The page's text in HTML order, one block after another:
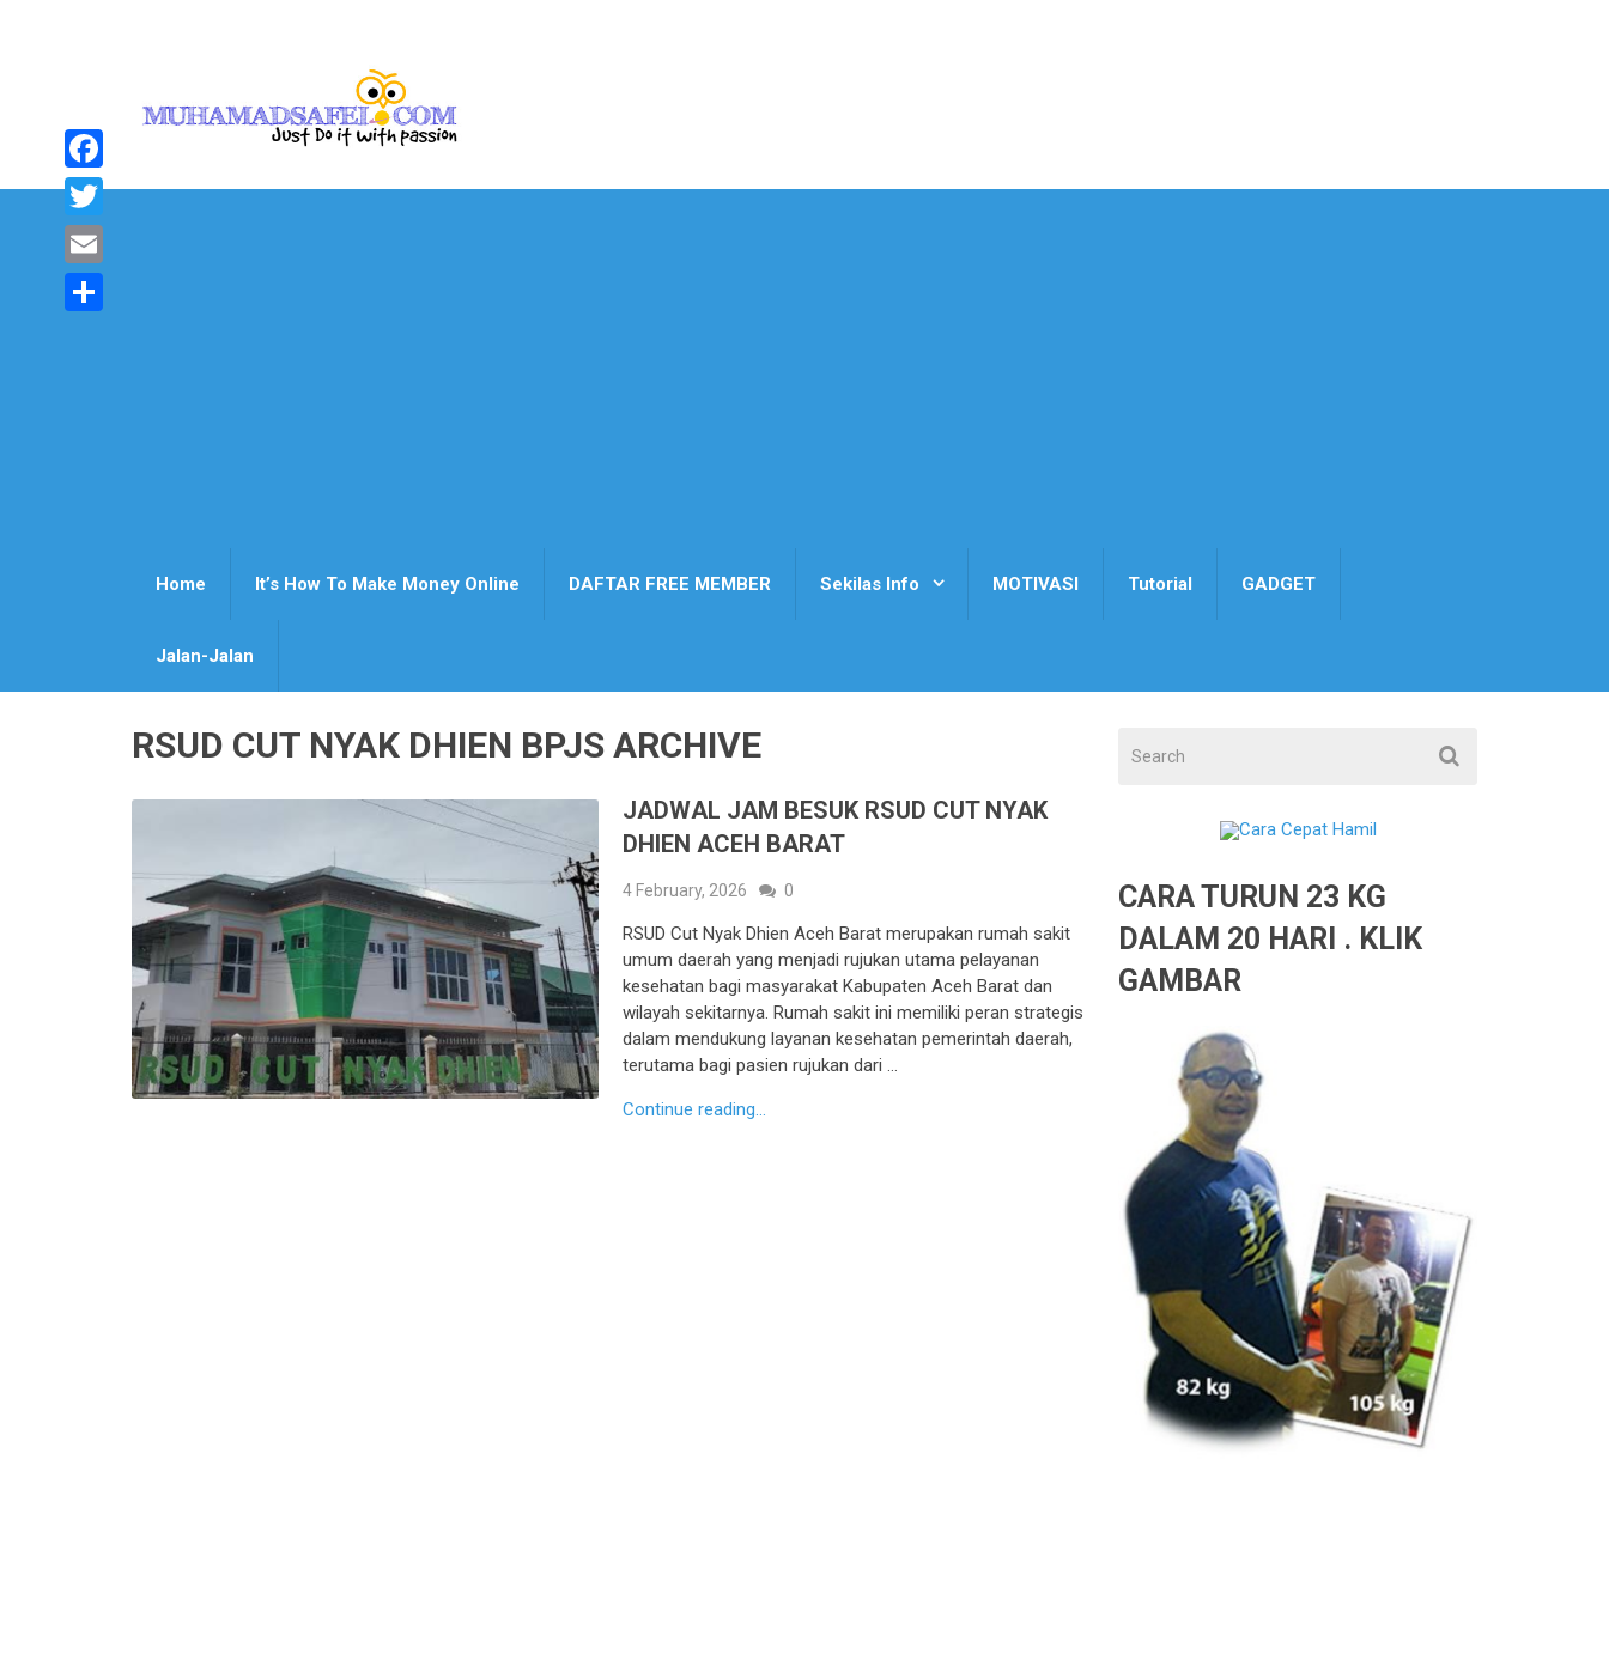
Home It’s How To Make Money Online DAFTAR FREE MEMBER Sekilas Info MOTIVASI Tutorial GADGET
Jalan-Jalan
RSUD CUT NYAK DHIEN BPJS ARCHIVE
JADWAL JAM BESUK RSUD CUT NYAK
DHIEN ACEH BARAT
4 February, 2026 0
RSUD Cut Nyak Dhien Aceh Barat merupakan rumah sakit
umum daerah yang menjadi rujukan utama pelayanan
kesehatan bagi masyarakat Kabupaten Aceh Barat dan
wilayah sekitarnya. Rumah sakit ini memiliki peran strategis
dalam mendukung layanan kesehatan pemerintah daerah,
terutama bagi pasien rujukan dari …
Continue reading...
Facebook
Twitter
Email
CARA TURUN 23 KG
DALAM 20 HARI . KLIK
GAMBAR